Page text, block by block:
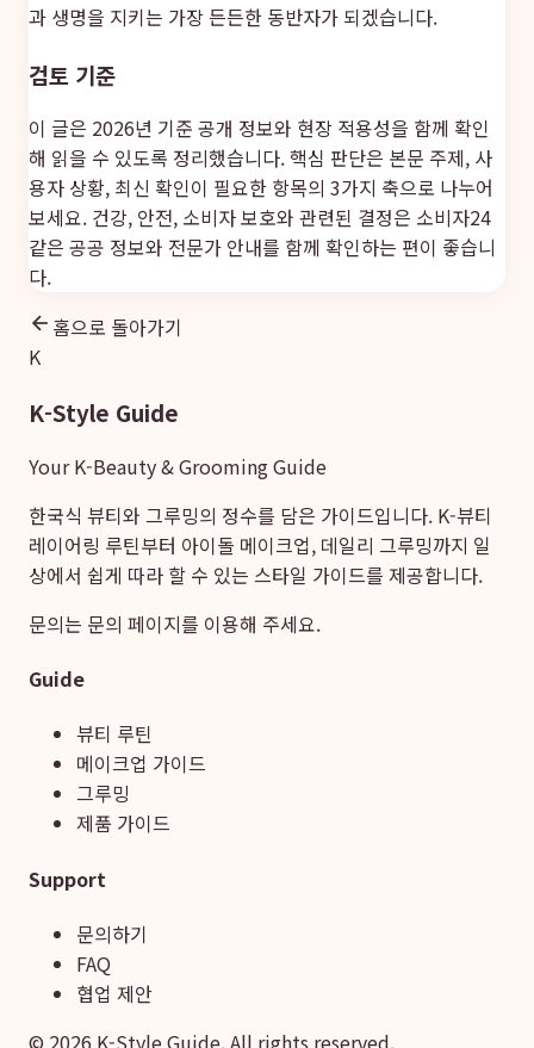
과 생명을 지키는 가장 든든한 동반자가 되겠습니다.
검토 기준
이 글은 2026년 기준 공개 정보와 현장 적용성을 함께 확인
해 읽을 수 있도록 정리했습니다. 핵심 판단은 본문 주제, 사
용자 상황, 최신 확인이 필요한 항목의 3가지 축으로 나누어
보세요. 건강, 안전, 소비자 보호와 관련된 결정은 소비자24
같은 공공 정보와 전문가 안내를 함께 확인하는 편이 좋습니
다.
홈으로 돌아가기
K
K-Style Guide
Your K-Beauty & Grooming Guide
한국식 뷰티와 그루밍의 정수를 담은 가이드입니다. K-뷰티
레이어링 루틴부터 아이돌 메이크업, 데일리 그루밍까지 일
상에서 쉽게 따라 할 수 있는 스타일 가이드를 제공합니다.
문의는 문의 페이지를 이용해 주세요.
Guide
뷰티 루틴
메이크업 가이드
그루밍
제품 가이드
Support
문의하기
FAQ
협업 제안
© 2026 K-Style Guide. All rights reserved.